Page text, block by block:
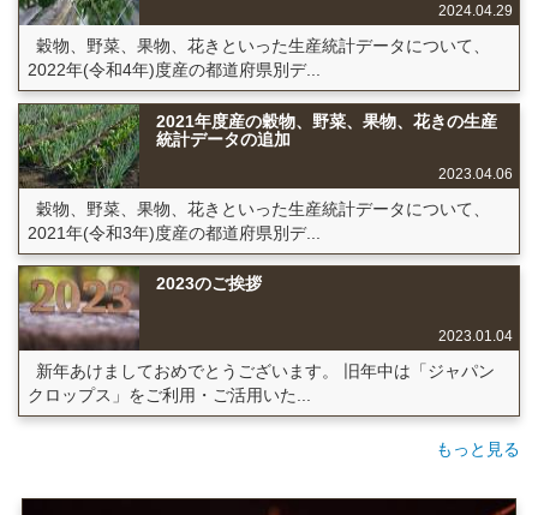
2024.04.29
穀物、野菜、果物、花きといった生産統計データについて、
2022年(令和4年)度産の都道府県別デ...
2021年度産の穀物、野菜、果物、花きの生産
統計データの追加
2023.04.06
穀物、野菜、果物、花きといった生産統計データについて、
2021年(令和3年)度産の都道府県別デ...
2023のご挨拶
2023.01.04
新年あけましておめでとうございます。 旧年中は「ジャパン
クロップス」をご利用・ご活用いた...
もっと見る